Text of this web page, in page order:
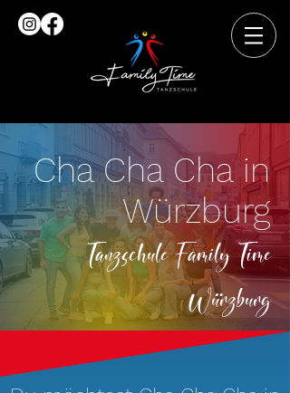
Cha Cha Cha in
Würzburg
Tanzschule Family Time
Würzburg